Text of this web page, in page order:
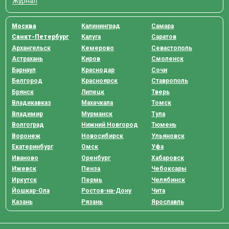
Москва
Санкт-Петербург
Архангельск
Астрахань
Барнаул
Белгород
Брянск
Владикавказ
Владимир
Волгоград
Воронеж
Екатеринбург
Иваново
Ижевск
Иркутск
Йошкар-Ола
Казань
Калининград
Калуга
Кемерово
Киров
Краснодар
Красноярск
Липецк
Махачкала
Мурманск
Нижний Новгород
Новосибирск
Омск
Оренбург
Пенза
Пермь
Ростов-на-Дону
Рязань
Самара
Саратов
Севастополь
Смоленск
Сочи
Ставрополь
Тверь
Томск
Тула
Тюмень
Ульяновск
Уфа
Хабаровск
Чебоксары
Челябинск
Чита
Ярославль